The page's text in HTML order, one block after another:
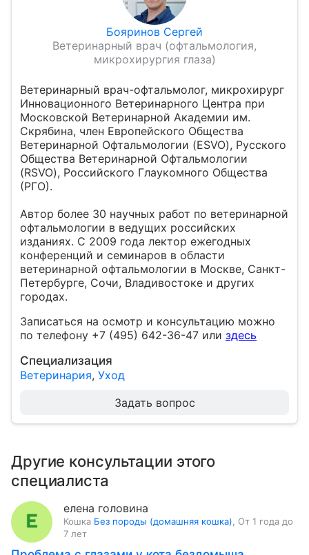
Бояринов Сергей
Ветеринарный врач (офтальмология,
микрохирургия глаза)
Ветеринарный врач-офтальмолог, микрохирург
Инновационного Ветеринарного Центра при
Московской Ветеринарной Академии им.
Скрябина, член Европейского Общества
Ветеринарной Офтальмологии (ESVO), Русского
Общества Ветеринарной Офтальмологии
(RSVO), Российского Глаукомного Общества
(РГО).
Автор более 30 научных работ по ветеринарной
офтальмологии в ведущих российских
изданиях. С 2009 года лектор ежегодных
конференций и семинаров в области
ветеринарной офтальмологии в Москве, Санкт-
Петербурге, Сочи, Владивостоке и других
городах.
Записаться на осмотр и консультацию можно
по телефону +7 (495) 642-36-47 или здесь
Специализация
Ветеринария, Уход
Задать вопрос
Другие консультации этого
специалиста
елена головина
Кошка Без породы (домашняя кошка)
От 1 года до
7 лет